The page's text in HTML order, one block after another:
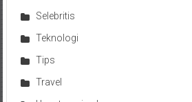
Selebritis
Teknologi
Tips
Travel